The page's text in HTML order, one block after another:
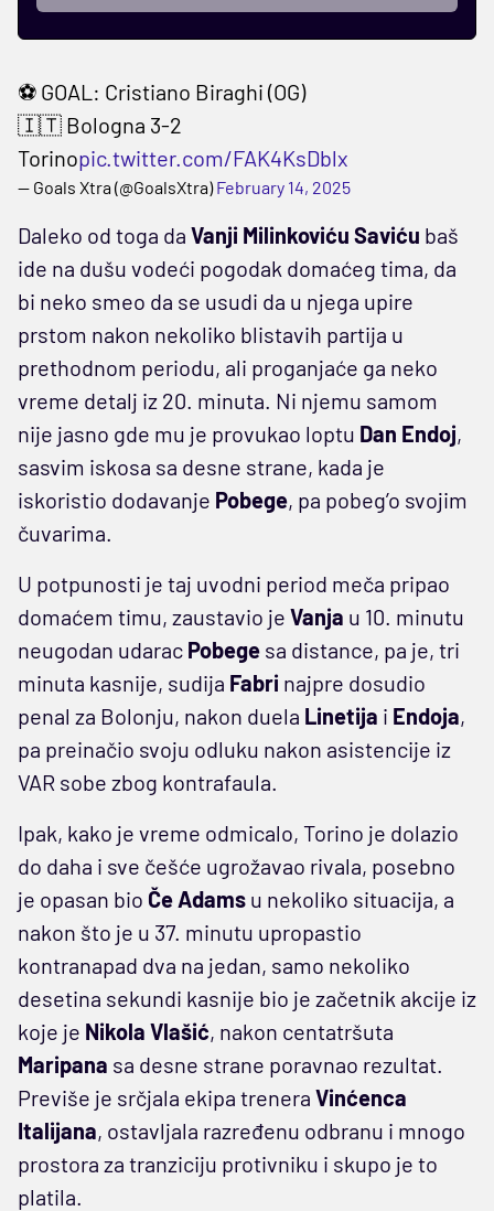
⚽️ GOAL: Cristiano Biraghi (OG)
🇮🇹 Bologna 3-2
Torinopic.twitter.com/FAK4KsDblx
— Goals Xtra (@GoalsXtra)February 14, 2025
Daleko od toga da Vanji Milinkoviću Saviću baš
ide na dušu vodeći pogodak domaćeg tima, da
bi neko smeo da se usudi da u njega upire
prstom nakon nekoliko blistavih partija u
prethodnom periodu, ali proganjaće ga neko
vreme detalj iz 20. minuta. Ni njemu samom
nije jasno gde mu je provukao loptu Dan Endoj,
sasvim iskosa sa desne strane, kada je
iskoristio dodavanje Pobege, pa pobeg’o svojim
čuvarima.
U potpunosti je taj uvodni period meča pripao
domaćem timu, zaustavio je Vanja u 10. minutu
neugodan udarac Pobege sa distance, pa je, tri
minuta kasnije, sudija Fabri najpre dosudio
penal za Bolonju, nakon duela Linetija i Endoja,
pa preinačio svoju odluku nakon asistencije iz
VAR sobe zbog kontrafaula.
Ipak, kako je vreme odmicalo, Torino je dolazio
do daha i sve češće ugrožavao rivala, posebno
je opasan bio Če Adams u nekoliko situacija, a
nakon što je u 37. minutu upropastio
kontranapad dva na jedan, samo nekoliko
desetina sekundi kasnije bio je začetnik akcije iz
koje je Nikola Vlašić, nakon centatršuta
Maripana sa desne strane poravnao rezultat.
Previše je srčjala ekipa trenera Vinćenca
Italijana, ostavljala razređenu odbranu i mnogo
prostora za tranziciju protivniku i skupo je to
platila.